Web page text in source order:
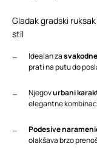
Gladak gradski
stil
Idealan za
prati na putu do
Njegovurbani
elegantne
Podesive
olakšava brzo